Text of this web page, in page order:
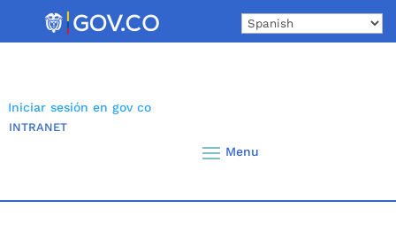
Iniciar sesión en gov co
INTRANET